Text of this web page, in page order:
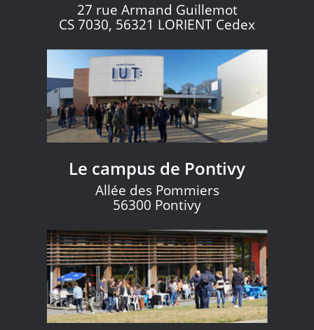
27 rue Armand Guillemot
CS 7030, 56321 LORIENT Cedex
Le campus de Pontivy
Allée des Pommiers
56300 Pontivy